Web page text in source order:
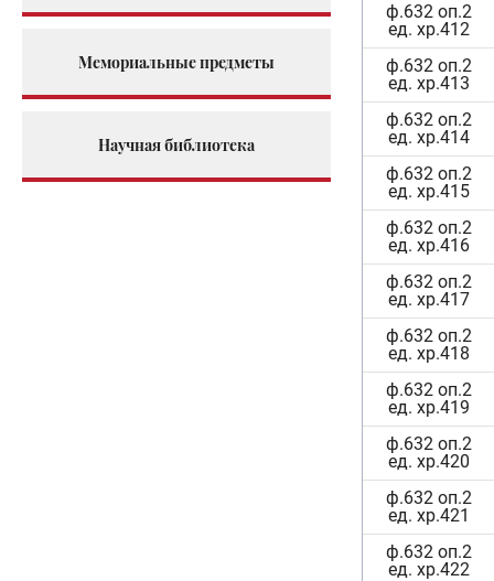
Мемориальные предметы
Научная библиотека
ф.632 оп.2
ед. хр.412
ф.632 оп.2
ед. хр.413
ф.632 оп.2
ед. хр.414
ф.632 оп.2
ед. хр.415
ф.632 оп.2
ед. хр.416
ф.632 оп.2
ед. хр.417
ф.632 оп.2
ед. хр.418
ф.632 оп.2
ед. хр.419
ф.632 оп.2
ед. хр.420
ф.632 оп.2
ед. хр.421
ф.632 оп.2
ед. хр.422